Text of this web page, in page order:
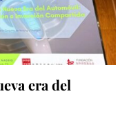
era del